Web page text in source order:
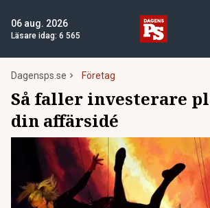
06 aug. 2026
Läsare idag: 6 565
Dagensps.se Företag
Så faller investerare
din affärsidé